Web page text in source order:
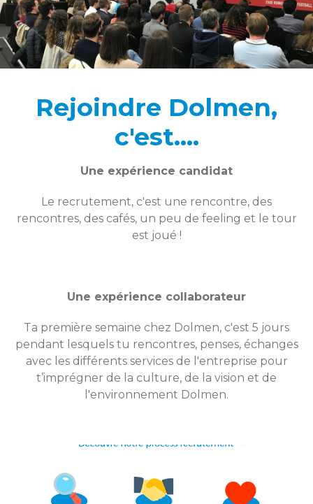
Rejoindre Dolmen,
c'est....
Une expérience candidat
Le recrutement, c'est une rencontre, des
rencontres, des cafés, un peu de feeling et le tour
est joué !
Une expérience collaborateur
Ta première semaine chez Dolmen, c'est 5 jours
pendant lesquels tu rencontres, penses, échanges
avec les différents services de l'entreprise pour
t’imprégner de la culture, de la vision et de
l'environnement Dolmen.